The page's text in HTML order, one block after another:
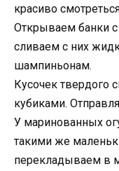
красиво
Открываем банки с
сливаем с них
шампиньонам.
Кусочек
кубиками.
У маринованных
такими же
перекладываем в